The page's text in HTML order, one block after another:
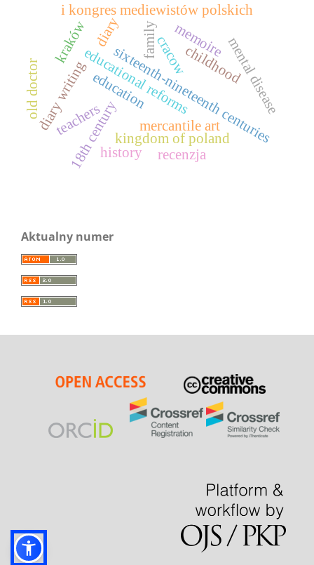
mercantile art
sixteenth-nineteenth centuries
cracowchildhood
education
family mental disease
18th century
educational reforms
kingdom of poland
i kongres mediewistów polskich
kraków
recenzja
teachers
diary memoire
diary writing
history
old doctor
Aktualny numer